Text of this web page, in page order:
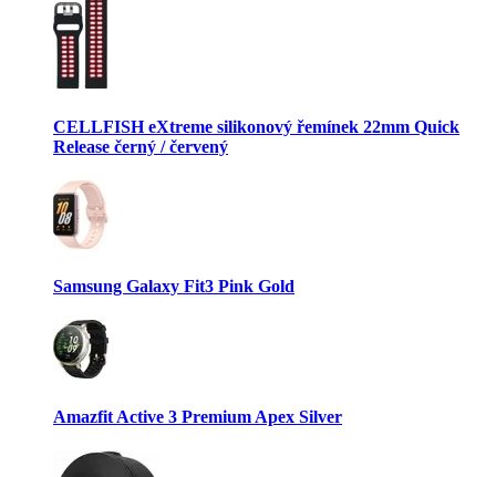
CELLFISH eXtreme silikonový řemínek 22mm Quick
Release černý / červený
Samsung Galaxy Fit3 Pink Gold
Amazfit Active 3 Premium Apex Silver